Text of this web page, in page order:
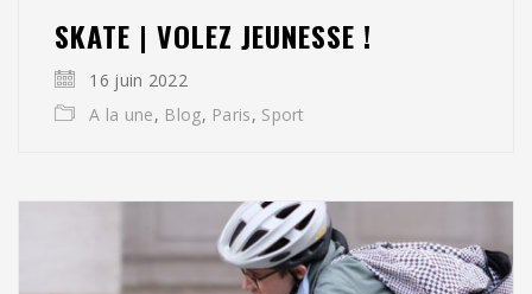
SKATE | VOLEZ JEUNESSE !
16 juin 2022
A la une, Blog, Paris, Sport